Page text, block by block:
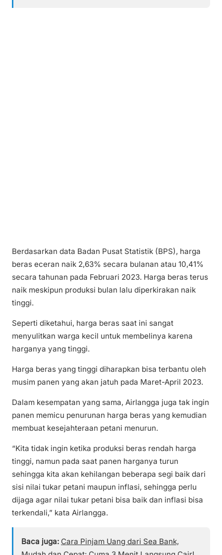
Berdasarkan data Badan Pusat Statistik (BPS), harga
beras eceran naik 2,63% secara bulanan atau 10,41%
secara tahunan pada Februari 2023. Harga beras terus
naik meskipun produksi bulan lalu diperkirakan naik
tinggi.
Seperti diketahui, harga beras saat ini sangat
menyulitkan warga kecil untuk membelinya karena
harganya yang tinggi.
Harga beras yang tinggi diharapkan bisa terbantu oleh
musim panen yang akan jatuh pada Maret-April 2023.
Dalam kesempatan yang sama, Airlangga juga tak ingin
panen memicu penurunan harga beras yang kemudian
membuat kesejahteraan petani menurun.
“Kita tidak ingin ketika produksi beras rendah harga
tinggi, namun pada saat panen harganya turun
sehingga kita akan kehilangan beberapa segi baik dari
sisi nilai tukar petani maupun inflasi, sehingga perlu
dijaga agar nilai tukar petani bisa baik dan inflasi bisa
terkendali,” kata Airlangga.
Baca juga: Cara Pinjam Uang dari Sea Bank,